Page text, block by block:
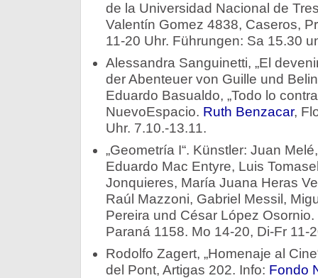
de la Universidad Nacional de
Valentín Gomez 4838, Caseros,
11-20 Uhr. Führungen: Sa 15.30
Alessandra Sanguinetti, „El
der Abenteuer von Guille und
Eduardo Basualdo, „Todo lo
NuevoEspacio. Ruth Benzacar,
Uhr. 7.10.-13.11.
„Geometría I“. Künstler: Juan
Eduardo Mac Entyre, Luis
Jonquieres, María Juana Heras
Raúl Mazzoni, Gabriel Messil,
Pereira und César López Osornio.
Paraná 1158. Mo 14-20, Di-Fr 11-
Rodolfo Zagert, „Homenaje al
del Pont, Artigas 202. Info: Fondo